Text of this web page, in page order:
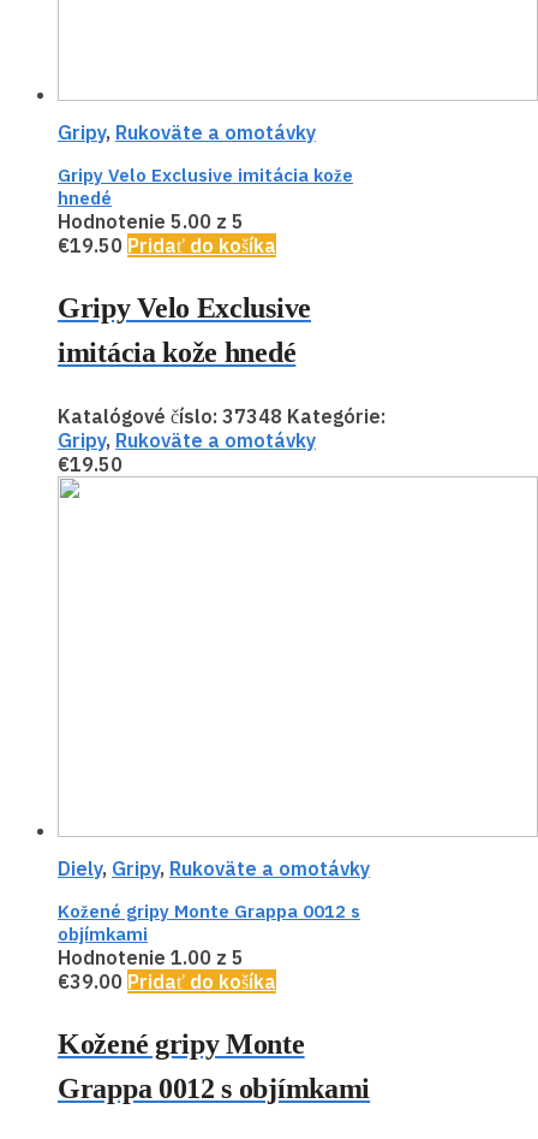
Gripy, Rukoväte a omotávky
Gripy Velo Exclusive imitácia kože
hnedé
Hodnotenie 5.00 z 5
€19.50 Pridať do košíka
Gripy Velo Exclusive
imitácia kože hnedé
Katalógové číslo: 37348 Kategórie:
Gripy, Rukoväte a omotávky
€19.50
Diely, Gripy, Rukoväte a omotávky
Kožené gripy Monte Grappa 0012 s
objímkami
Hodnotenie 1.00 z 5
€39.00 Pridať do košíka
Kožené gripy Monte
Grappa 0012 s objímkami